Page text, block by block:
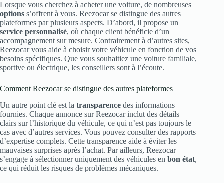
Lorsque vous cherchez à acheter une voiture, de nombreuses
options s’offrent à vous. Reezocar se distingue des autres
plateformes par plusieurs aspects. D’abord, il propose un
service personnalisé, où chaque client bénéficie d’un
accompagnement sur mesure. Contrairement à d’autres sites,
Reezocar vous aide à choisir votre véhicule en fonction de vos
besoins spécifiques. Que vous souhaitiez une voiture familiale,
sportive ou électrique, les conseillers sont à l’écoute.
Comment Reezocar se distingue des autres plateformes
Un autre point clé est la transparence des informations
fournies. Chaque annonce sur Reezocar inclut des détails
clairs sur l’historique du véhicule, ce qui n’est pas toujours le
cas avec d’autres services. Vous pouvez consulter des rapports
d’expertise complets. Cette transparence aide à éviter les
mauvaises surprises après l’achat. Par ailleurs, Reezocar
s’engage à sélectionner uniquement des véhicules en bon état,
ce qui réduit les risques de problèmes mécaniques.